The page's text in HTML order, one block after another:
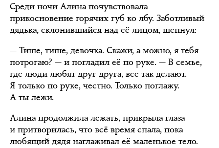
Среди ночи Алина почувствовала
прикосновение горячих губ ко лбу. Заботливый
дядька, склонившийся над её лицом, шепнул:
— Тише, тише, девочка. Скажи, а можно, я тебя
потрогаю? — и погладил её по руке. — В семье,
где люди любят друг друга, все так делают.
Я только по руке, честно. Только поглажу.
А ты лежи.
Алина продолжила лежать, прикрыла глаза
и притворилась, что всё время спала, пока
любящий дядя наглаживал её маленькое тело.